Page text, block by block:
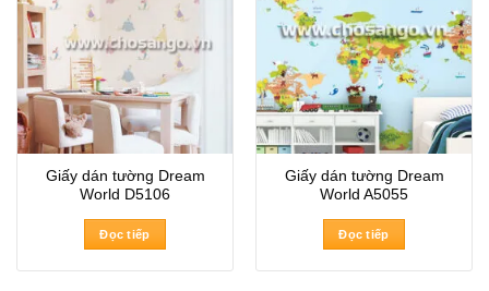
Giấy dán tường Dream
World D5106
Đọc tiếp
Giấy dán tường Dream
World A5055
Đọc tiếp